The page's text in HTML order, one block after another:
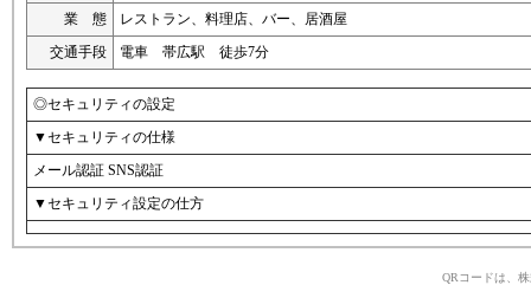
業 態
レストラン、料理店、バー、居酒屋
交通手段
電車 帯広駅 徒歩7分
◎セキュリティの設定
▼セキュリティの仕様
メール認証 SNS認証
▼セキュリティ設定の仕方
QRコードは、